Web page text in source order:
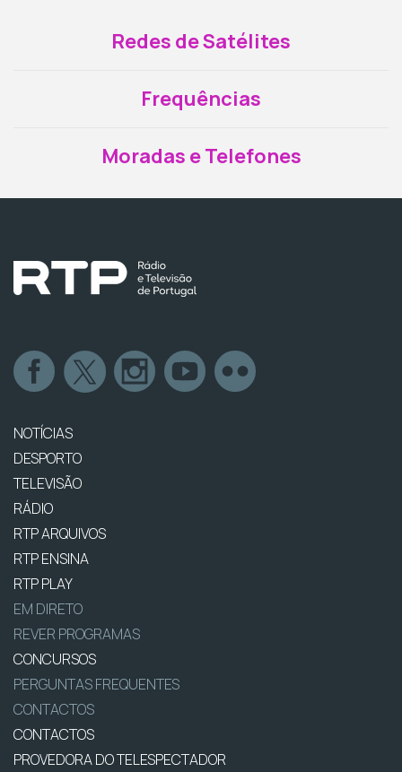
Redes de Satélites
Frequências
Moradas e Telefones
NOTÍCIAS
DESPORTO
TELEVISÃO
RÁDIO
RTP ARQUIVOS
RTP ENSINA
RTP PLAY
EM DIRETO
REVER PROGRAMAS
CONCURSOS
PERGUNTAS FREQUENTES
CONTACTOS
CONTACTOS
PROVEDORA DO TELESPECTADOR